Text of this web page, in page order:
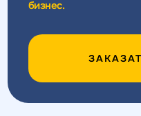
бизнес.